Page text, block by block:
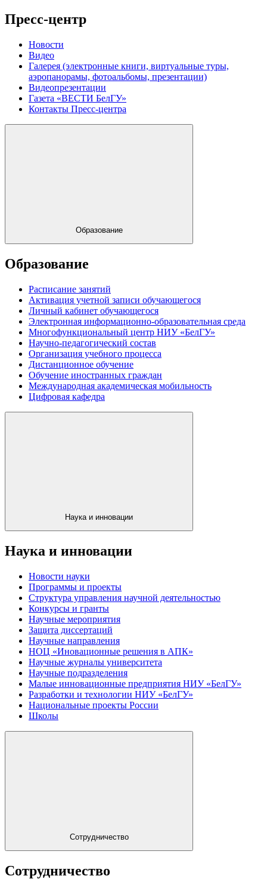
Пресс-центр
Новости
Видео
Галерея (электронные книги, виртуальные туры,
аэропанорамы, фотоальбомы, презентации)
Видеопрезентации
Газета «ВЕСТИ БелГУ»
Контакты Пресс-центра
Образование
Образование
Расписание занятий
Активация учетной записи обучающегося
Личный кабинет обучающегося
Электронная информационно-образовательная среда
Многофункциональный центр НИУ «БелГУ»
Научно-педагогический состав
Организация учебного процесса
Дистанционное обучение
Обучение иностранных граждан
Международная академическая мобильность
Цифровая кафедра
Наука и инновации
Наука и инновации
Новости науки
Программы и проекты
Структура управления научной деятельностью
Конкурсы и гранты
Научные мероприятия
Защита диссертаций
Научные направления
НОЦ «Иновационные решения в АПК»
Научные журналы университета
Научные подразделения
Малые инновационные предприятия НИУ «БелГУ»
Разработки и технологии НИУ «БелГУ»
Национальные проекты России
Школы
Сотрудничество
Сотрудничество